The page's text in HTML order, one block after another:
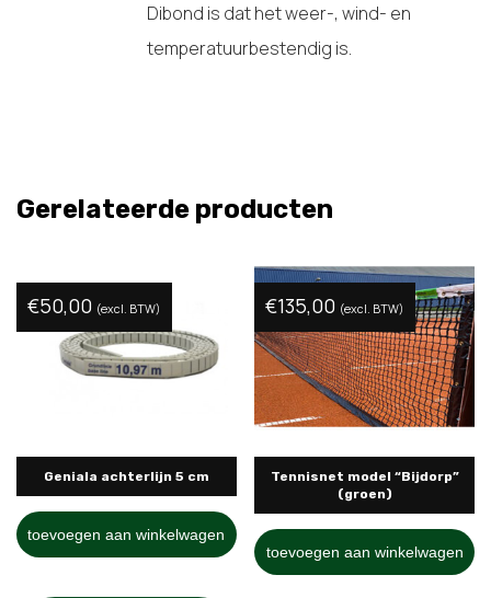
Dibond is dat het weer-, wind- en
temperatuurbestendig is.
Gerelateerde producten
Geniala achterlijn 5 cm
€50,00 (excl. BTW)
toevoegen aan winkelwagen
Tennisnet model “Bijdorp”
(groen)
€135,00 (excl. BTW)
toevoegen aan winkelwagen